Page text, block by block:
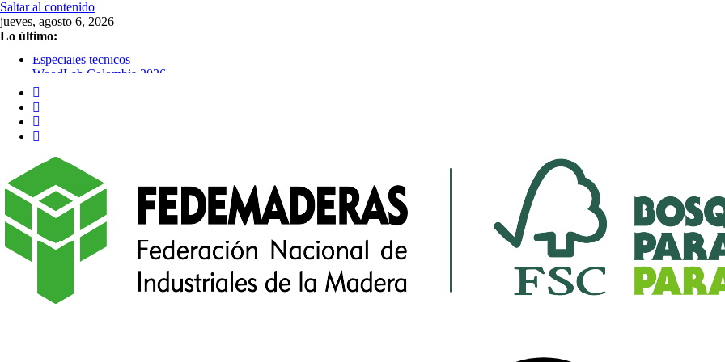
Saltar al contenido
jueves, agosto 6, 2026
Lo último:
Especiales técnicos
Colombia merece respeto por los resultados electorales
Comentarios al proyecto de decreto relacionado con salvaguardas sociales y ambientales en iniciativas USCUSS.
FEDEMADERAS invita a comentar proyecto de decreto sobre salvaguardas sociales y ambientales